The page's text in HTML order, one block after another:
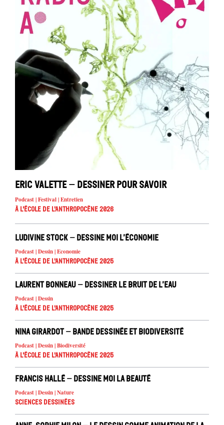
Eric Valette – Dessiner pour savoir
Podcast | Festival | Entretien
À l'école de l'Anthropocène 2026
Ludivine Stock – Dessine moi l’économie
Podcast | Dessin | Economie
À l'école de l'Anthropocène 2025
Laurent Bonneau – Dessiner le bruit de l’eau
Podcast | Dessin
À l'école de l'Anthropocène 2025
Nina Girardot – Bande dessinée et biodiversité
Podcast | Dessin | Biodiversité
À l'école de l'Anthropocène 2025
Francis Hallé – Dessine moi la beauté
Podcast | Dessin | Nature
Sciences dessinées